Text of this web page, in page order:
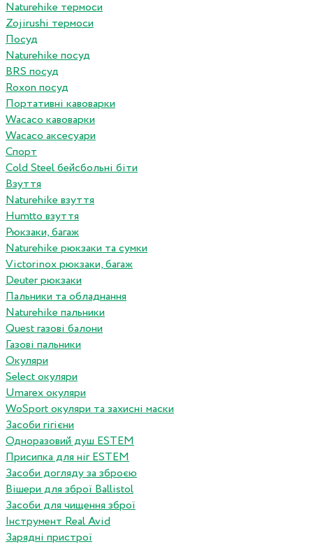
Naturehike термоси
Zojirushi термоси
Посуд
Naturehike посуд
BRS посуд
Roxon посуд
Портативні кавоварки
Wacaco кавоварки
Wacaco аксесуари
Спорт
Cold Steel бейсбольні біти
Взуття
Naturehike взуття
Humtto взуття
Рюкзаки, багаж
Naturehike рюкзаки та сумки
Victorinox рюкзаки, багаж
Deuter рюкзаки
Пальники та обладнання
Naturehike пальники
Quest газові балони
Газові пальники
Окуляри
Select окуляри
Umarex окуляри
WoSport окуляри та захисні маски
Засоби гігієни
Одноразовий душ ESTEM
Присипка для ніг ESTEM
Засоби догляду за зброєю
Вішери для зброї Ballistol
Засоби для чищення зброї
Інструмент Real Avid
Зарядні пристрої